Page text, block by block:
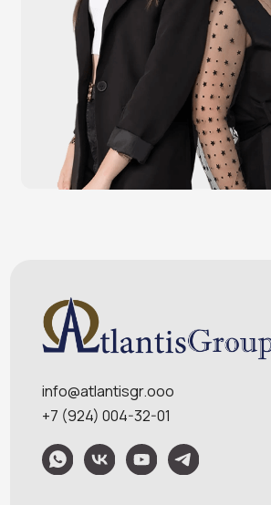
Услуги
Меню
Весовое оборудование
Терминалы самообслуживания
Онлайн-кассы
Обращаем Ваше внимание на то, что данный интернет-сайт носит
исключительно информационный характер и ни при каких
информационные материалы и цены, размещенные на сайте, не
публичной офертой, определяемой положениями Статей 435 и
Гражданского кодекса РФ. Ваш заказ, включая стоимость и
будет подтвержден нашим менеджером посредством
номер, указанный Вами при заказе.
POS-компьютеры
POS-моноблоки
POS-мониторы